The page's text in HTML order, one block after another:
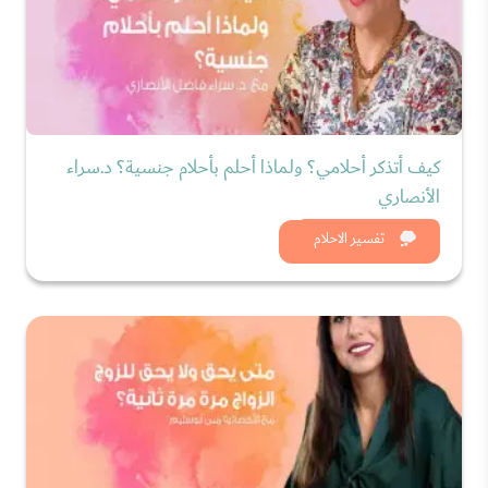
تفسير الاحلام
كيف أتذكر أحلامي؟ ولماذا أحلم بأحلام جنسية؟ د.سراء
الأنصاري
شاهد الان